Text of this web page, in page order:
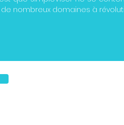
nombreux domaines à